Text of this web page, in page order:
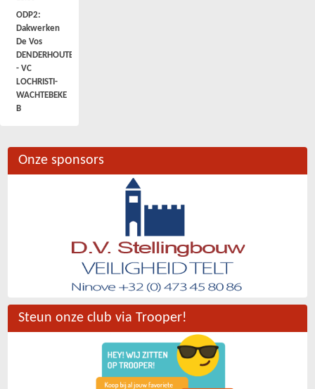
ODP2:
Dakwerken
De Vos
DENDERHOUTEM
- VC
LOCHRISTI-
WACHTEBEKE
B
Onze sponsors
Steun onze club via Trooper!